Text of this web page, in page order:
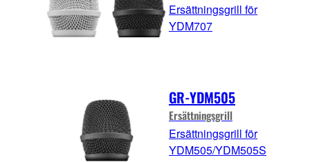
Ersättningsgrill för
YDM707
GR-YDM505
Ersättningsgrill
Ersättningsgrill för
YDM505/YDM505S